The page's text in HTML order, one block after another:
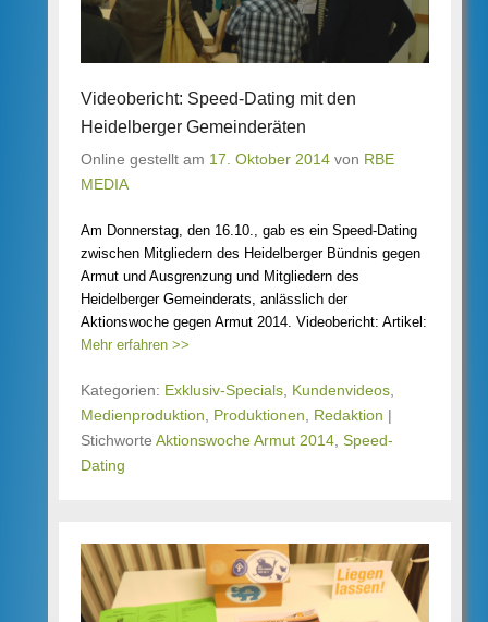
Videobericht: Speed-Dating mit den
Heidelberger Gemeinderäten
Online gestellt am 17. Oktober 2014 von RBE
MEDIA
Am Donnerstag, den 16.10., gab es ein Speed-Dating
zwischen Mitgliedern des Heidelberger Bündnis gegen
Armut und Ausgrenzung und Mitgliedern des
Heidelberger Gemeinderats, anlässlich der
Aktionswoche gegen Armut 2014. Videobericht: Artikel:
Mehr erfahren >>
Kategorien: Exklusiv-Specials Kundenvideos
Medienproduktion
Produktionen Redaktion |
Stichworte Aktionswoche Armut 2014 Speed-
Dating